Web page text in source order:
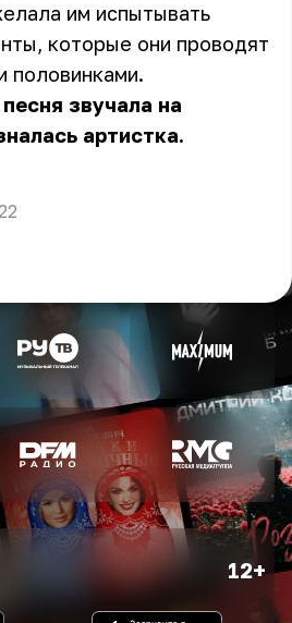
им испытывать
которые они проводят
половинками.
звучала на
артистка.
12+